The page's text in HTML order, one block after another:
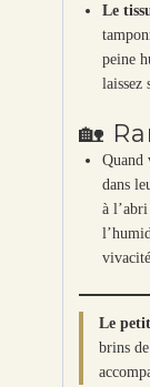
Le
peine
laissez
🏡
Quand
dans
à
Le
brins